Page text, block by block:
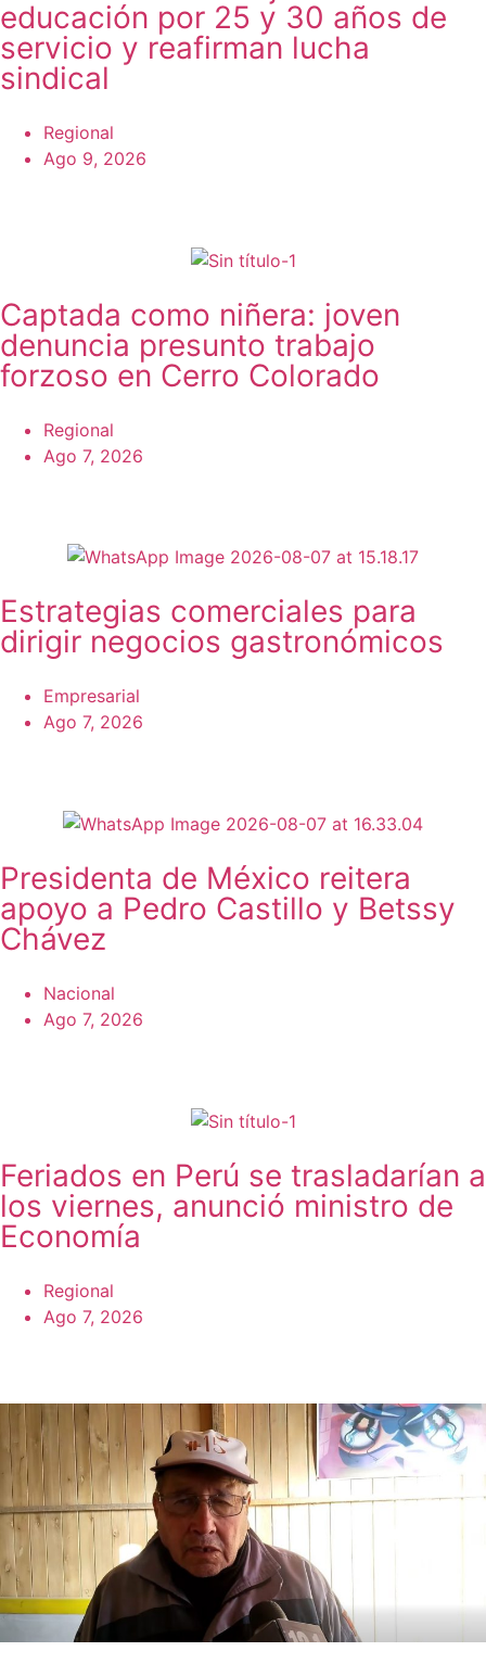
educación por 25 y 30 años de
servicio y reafirman lucha
sindical
Regional
Ago 9, 2026
Captada como niñera: joven
denuncia presunto trabajo
forzoso en Cerro Colorado
Regional
Ago 7, 2026
Estrategias comerciales para
dirigir negocios gastronómicos
Empresarial
Ago 7, 2026
Presidenta de México reitera
apoyo a Pedro Castillo y Betssy
Chávez
Nacional
Ago 7, 2026
Feriados en Perú se trasladarían a
los viernes, anunció ministro de
Economía
Regional
Ago 7, 2026